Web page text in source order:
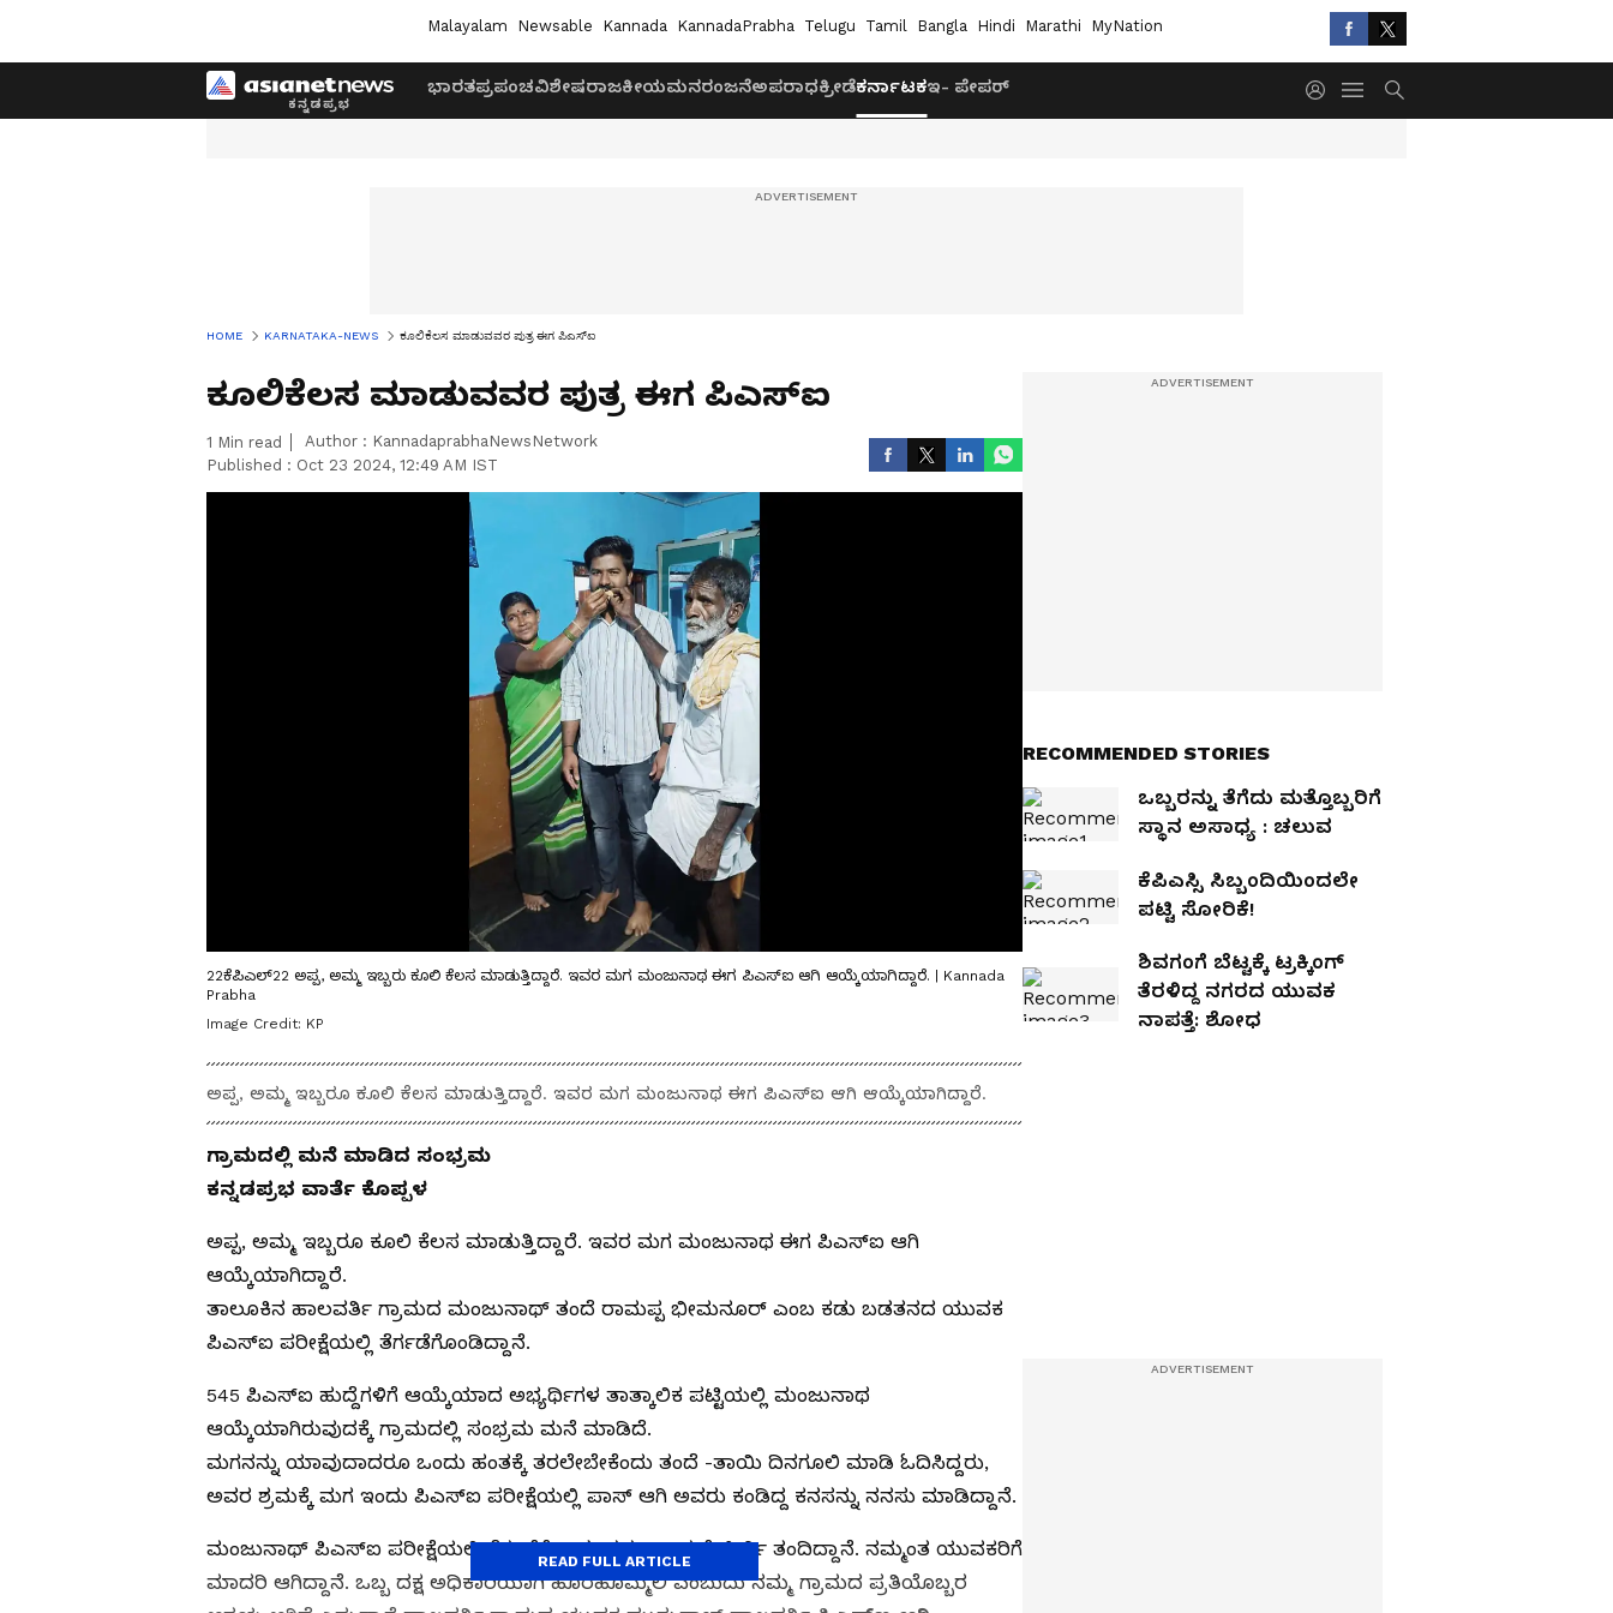
Malayalam Newsable Kannada KannadaPrabha Telugu Tamil Bangla Hindi Marathi MyNation
ಭಾರತಪ್ರಪಂಚವಿಶೇಷರಾಜಕೀಯಮನರಂಜನೆಅಪರಾಧಕ್ರೀಡೆಕರ್ನಾಟಕಇ- ಪೇಪರ್
HOME KARNATAKA-NEWS ಕೂಲಿಕೆಲಸ ಮಾಡುವವರ ಪುತ್ರ ಈಗ ಪಿಎಸ್‌ಐ
ಕೂಲಿಕೆಲಸ ಮಾಡುವವರ ಪುತ್ರ ಈಗ ಪಿಎಸ್‌ಐ
1 Min read Author : KannadaprabhaNewsNetwork
Published : Oct 23 2024, 12:49 AM IST
22ಕೆಪಿಎಲ್22 ಅಪ್ಪ, ಅಮ್ಮ ಇಬ್ಬರು ಕೂಲಿ ಕೆಲಸ ಮಾಡುತ್ತಿದ್ದಾರೆ. ಇವರ ಮಗ ಮಂಜುನಾಥ ಈಗ ಪಿಎಸ್ಐ ಆಗಿ ಆಯ್ಕೆಯಾಗಿದ್ದಾರೆ. | Kannada
Prabha
Image Credit: KP
ಅಪ್ಪ, ಅಮ್ಮ ಇಬ್ಬರೂ ಕೂಲಿ ಕೆಲಸ ಮಾಡುತ್ತಿದ್ದಾರೆ. ಇವರ ಮಗ ಮಂಜುನಾಥ ಈಗ ಪಿಎಸ್ಐ ಆಗಿ ಆಯ್ಕೆಯಾಗಿದ್ದಾರೆ.
ಗ್ರಾಮದಲ್ಲಿ ಮನೆ ಮಾಡಿದ ಸಂಭ್ರಮ
ಕನ್ನಡಪ್ರಭ ವಾರ್ತೆ ಕೊಪ್ಪಳ
ಅಪ್ಪ, ಅಮ್ಮ ಇಬ್ಬರೂ ಕೂಲಿ ಕೆಲಸ ಮಾಡುತ್ತಿದ್ದಾರೆ. ಇವರ ಮಗ ಮಂಜುನಾಥ ಈಗ ಪಿಎಸ್ಐ ಆಗಿ
ಆಯ್ಕೆಯಾಗಿದ್ದಾರೆ.
ತಾಲೂಕಿನ ಹಾಲವರ್ತಿ ಗ್ರಾಮದ ಮಂಜುನಾಥ್ ತಂದೆ ರಾಮಪ್ಪ ಭೀಮನೂರ್ ಎಂಬ ಕಡು ಬಡತನದ ಯುವಕ
ಪಿಎಸ್ಐ ಪರೀಕ್ಷೆಯಲ್ಲಿ ತೆರ್ಗಡೆಗೊಂಡಿದ್ದಾನೆ.
545 ಪಿಎಸ್ಐ ಹುದ್ದೆಗಳಿಗೆ ಆಯ್ಕೆಯಾದ ಅಭ್ಯರ್ಥಿಗಳ ತಾತ್ಕಾಲಿಕ ಪಟ್ಟಿಯಲ್ಲಿ ಮಂಜುನಾಥ
ಆಯ್ಕೆಯಾಗಿರುವುದಕ್ಕೆ ಗ್ರಾಮದಲ್ಲಿ ಸಂಭ್ರಮ ಮನೆ ಮಾಡಿದೆ.
ಮಗನನ್ನು ಯಾವುದಾದರೂ ಒಂದು ಹಂತಕ್ಕೆ ತರಲೇಬೇಕೆಂದು ತಂದೆ -ತಾಯಿ ದಿನಗೂಲಿ ಮಾಡಿ ಓದಿಸಿದ್ದರು,
ಅವರ ಶ್ರಮಕ್ಕೆ ಮಗ ಇಂದು ಪಿಎಸ್ಐ ಪರೀಕ್ಷೆಯಲ್ಲಿ ಪಾಸ್ ಆಗಿ ಅವರು ಕಂಡಿದ್ದ ಕನಸನ್ನು ನನಸು ಮಾಡಿದ್ದಾನೆ.
ಮಂಜುನಾಥ್ ಪಿಎಸ್ಐ ಪರೀಕ್ಷೆಯಲ್ಲಿ ತೆರ್ಗಡೆಗೊಂಡು ನಮ್ಮ ಗ್ರಾಮಕ್ಕೆ ಕೀರ್ತಿ ತಂದಿದ್ದಾನೆ. ನಮ್ಮಂತ ಯುವಕರಿಗೆ
ಮಾದರಿ ಆಗಿದ್ದಾನೆ. ಒಬ್ಬ ದಕ್ಷ ಅಧಿಕಾರಿಯಾಗಿ ಹೊರಹೊಮ್ಮಲಿ ಎಂಬುದು ನಮ್ಮ ಗ್ರಾಮದ ಪ್ರತಿಯೊಬ್ಬರ
READ FULL ARTICLE
RECOMMENDED STORIES
ಒಬ್ಬರನ್ನು ತೆಗೆದು ಮತ್ತೊಬ್ಬರಿಗೆ
ಸ್ಥಾನ ಅಸಾಧ್ಯ : ಚಲುವ
ಕೆಪಿಎಸ್ಸಿ ಸಿಬ್ಬಂದಿಯಿಂದಲೇ
ಪಟ್ಟಿ ಸೋರಿಕೆ!
ಶಿವಗಂಗೆ ಬೆಟ್ಟಕ್ಕೆ ಟ್ರಕ್ಕಿಂಗ್
ತೆರಳಿದ್ದ ನಗರದ ಯುವಕ
ನಾಪತ್ತೆ: ಶೋಧ